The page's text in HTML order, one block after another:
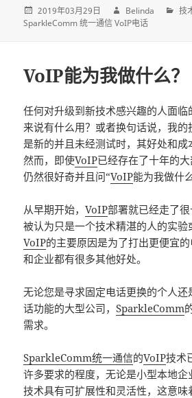
2019年03月29日 Belinda
技
SparkleComm 统一通信 VoIP电话
VoIP能为我做什么？
任何对升级到新技术感兴趣的人面
来说有什么用？或者换句话说，我
是新的并且未经测试时，其好处和成
然而，即使VoIP已经存在了十年的
仍然很好奇并且问“VoIP能为我做什
从早期开始，VoIP部署就已经走了
被认为只是一个技术精湛的人的实验
VoIP的主要原因是为了打出更便宜
和企业都有很多其他好处。
无论您是寻求固定电话更换的个人
话功能的大型公司，SparkleComm
需求。
SparkleComm统一通信的VoIP技术
许多要求的程度，无论是小型本地
技术具有可扩展性和灵活性，这意